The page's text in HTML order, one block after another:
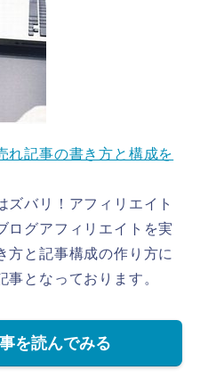
れ記事の書き方と構成を
ズバリ！アフィリエイト
ログアフィリエイトを実
方と記事構成の作り方に
となっております。
を読んでみる